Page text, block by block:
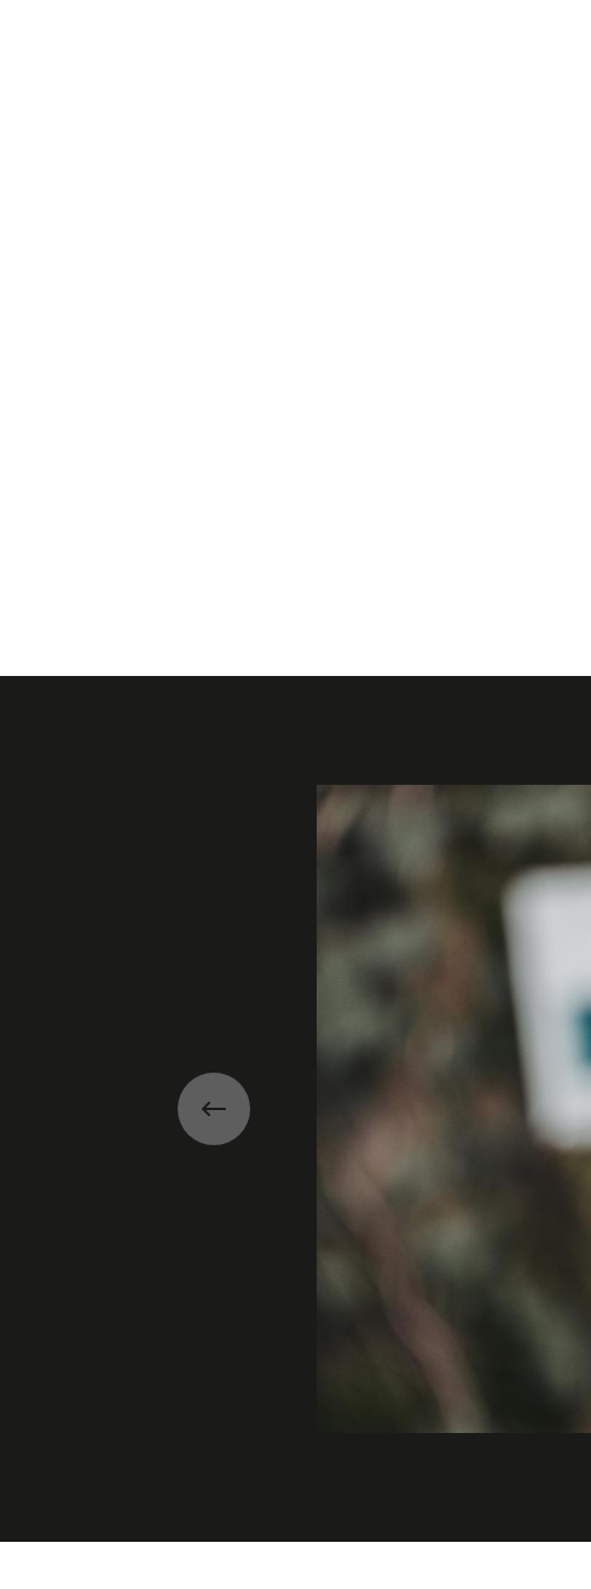
Précédent